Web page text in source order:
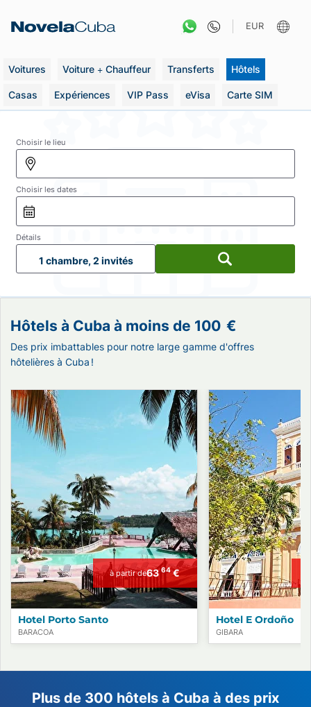
EUR
Voitures Voiture + Chauffeur Transferts Hôtels
Casas Expériences VIP Pass eVisa Carte SIM
Choisir le lieu
Choisir les dates
Détails
1 chambre, 2 invités
Hôtels à Cuba à moins de 100 €
Des prix imbattables pour notre large gamme d'offres
hôtelières à Cuba !
Hotel Porto Santo
BARACOA
à partir de63 64€
Hotel E Ordoño
GIBARA